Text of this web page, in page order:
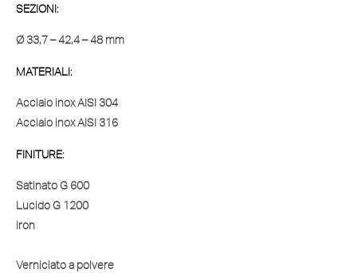
SEZIONI:
Ø 33,7 – 42,4 – 48 mm
MATERIALI:
Acciaio inox AISI 304
Acciaio inox AISI 316
FINITURE:
Satinato G 600
Lucido G 1200
Iron
Verniciato a polvere